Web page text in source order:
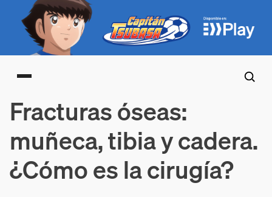
Main menu
Fracturas óseas:
muñeca, tibia y cadera.
¿Cómo es la cirugía?